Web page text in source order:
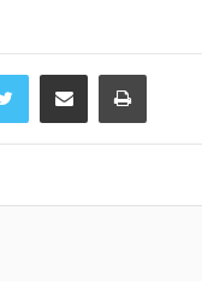
Compartir vía correo electrónico